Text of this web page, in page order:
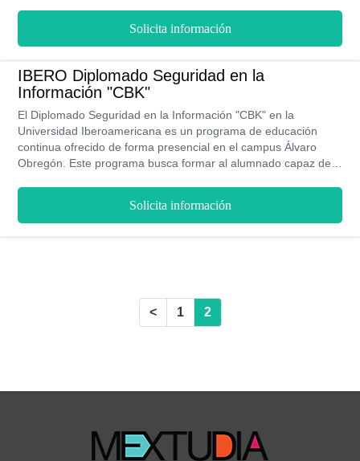
Solicita información
IBERO Diplomado Seguridad en la
Información "CBK"
El Diplomado Seguridad en la Información "CBK" en la
Universidad Iberoamericana es un programa de educación
continua ofrecido de forma presencial en el campus Álvaro
Obregón. Este programa busca formar al alumnado capaz de
Solicita información
< 1 2